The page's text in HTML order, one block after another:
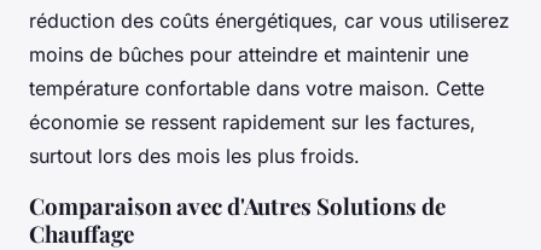
réduction des coûts énergétiques, car vous utiliserez
moins de bûches pour atteindre et maintenir une
température confortable dans votre maison. Cette
économie se ressent rapidement sur les factures,
surtout lors des mois les plus froids.
Comparaison avec d'Autres Solutions de
Chauffage